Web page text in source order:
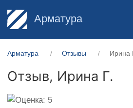
Арматура
Арматура Отзывы Ирина
Отзыв, Ирина Г.